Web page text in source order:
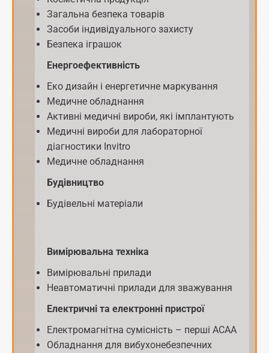
Загальна безпека товарів
Засоби індивідуального захисту
Безпека іграшок
Енергоефективність
Еко дизайн і енергетичне маркування
Медичне обладнання
Активні медичні вироби, які імплантують
Медичні вироби для лабораторної
діагностики Invitro
Медичне обладнання
Будівництво
Будівельні матеріали
Вимірювальна техніка
Вимірювальні прилади
Неавтоматичні прилади для зважування
Електричні та електронні пристрої
Електромагнітна сумісність – перші АСАА
Обладнання для вибухонебезпечних